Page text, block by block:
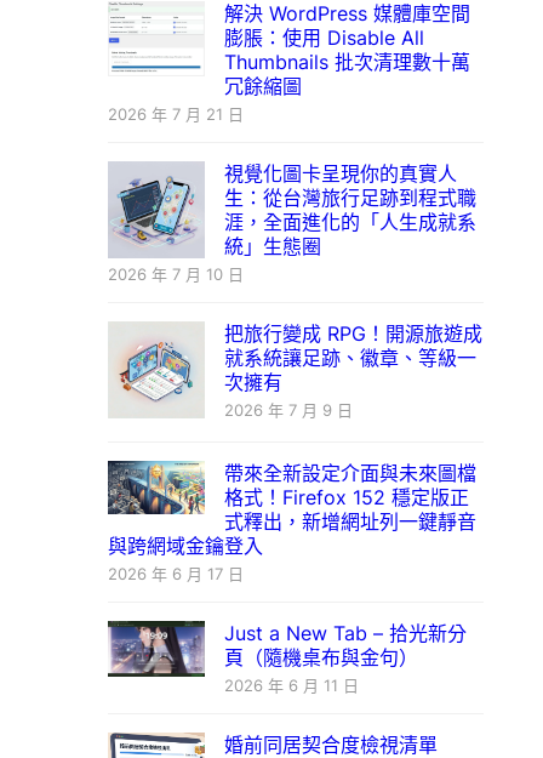
解決 WordPress 媒體庫空間
膨脹：使用 Disable All
Thumbnails 批次清理數十萬
冗餘縮圖
2026 年 7 月 21 日
視覺化圖卡呈現你的真實人
生：從台灣旅行足跡到程式職
涯，全面進化的「人生成就系
統」生態圈
2026 年 7 月 10 日
把旅行變成 RPG！開源旅遊成
就系統讓足跡、徽章、等級一
次擁有
2026 年 7 月 9 日
帶來全新設定介面與未來圖檔
格式！Firefox 152 穩定版正
式釋出，新增網址列一鍵靜音
與跨網域金鑰登入
2026 年 6 月 17 日
Just a New Tab – 拾光新分
頁（隨機桌布與金句）
2026 年 6 月 11 日
婚前同居契合度檢視清單